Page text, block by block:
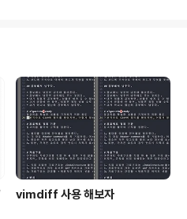
쓰는지를 말한
이 책에서는 자바
다. 내가 이해한
에는 Parallel Str
vimdiff 사용 해보자